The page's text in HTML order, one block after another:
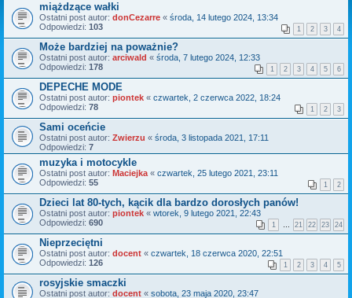
miążdzące wałki
Ostatni post autor: donCezarre « środa, 14 lutego 2024, 13:34
Odpowiedzi: 103 1 2 3 4
Może bardziej na poważnie?
Ostatni post autor: arciwald « środa, 7 lutego 2024, 12:33
Odpowiedzi: 178 1 2 3 4 5 6
DEPECHE MODE
Ostatni post autor: piontek « czwartek, 2 czerwca 2022, 18:24
Odpowiedzi: 78 1 2 3
Sami oceńcie
Ostatni post autor: Zwierzu « środa, 3 listopada 2021, 17:11
Odpowiedzi: 7
muzyka i motocykle
Ostatni post autor: Maciejka « czwartek, 25 lutego 2021, 23:11
Odpowiedzi: 55 1 2
Dzieci lat 80-tych, kącik dla bardzo dorosłych panów!
Ostatni post autor: piontek « wtorek, 9 lutego 2021, 22:43
Odpowiedzi: 690 1 … 21 22 23 24
Nieprzeciętni
Ostatni post autor: docent « czwartek, 18 czerwca 2020, 22:51
Odpowiedzi: 126 1 2 3 4 5
rosyjskie smaczki
Ostatni post autor: docent « sobota, 23 maja 2020, 23:47